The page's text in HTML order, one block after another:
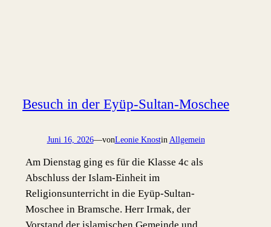
Besuch in der Eyüp-Sultan-Moschee
Juni 16, 2026—vonLeonie Knostin Allgemein
Am Dienstag ging es für die Klasse 4c als
Abschluss der Islam-Einheit im
Religionsunterricht in die Eyüp-Sultan-
Moschee in Bramsche. Herr Irmak, der